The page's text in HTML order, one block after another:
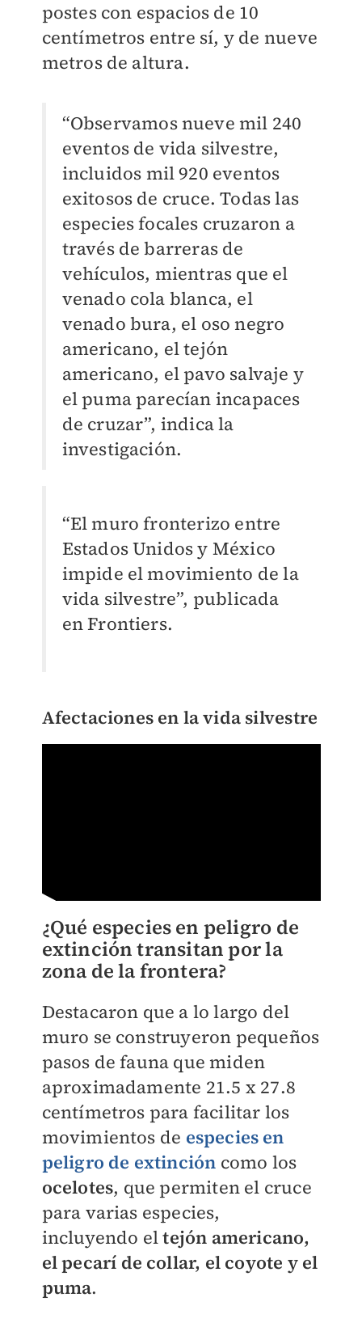
postes con espacios de 10
centímetros entre sí, y de nueve
metros de altura.
“Observamos nueve mil 240
eventos de vida silvestre,
incluidos mil 920 eventos
exitosos de cruce. Todas las
especies focales cruzaron a
través de barreras de
vehículos, mientras que el
venado cola blanca, el
venado bura, el oso negro
americano, el tejón
americano, el pavo salvaje y
el puma parecían incapaces
de cruzar”, indica la
investigación.
“El muro fronterizo entre
Estados Unidos y México
impide el movimiento de la
vida silvestre”, publicada
en Frontiers.
Afectaciones en la vida silvestre
¿Qué especies en peligro de
extinción transitan por la
zona de la frontera?
Destacaron que a lo largo del
muro se construyeron pequeños
pasos de fauna que miden
aproximadamente 21.5 x 27.8
centímetros para facilitar los
movimientos de especies en
peligro de extinción como los
ocelotes, que permiten el cruce
para varias especies,
incluyendo eltejón americano,
el pecarí de collar, el coyote y el
puma.